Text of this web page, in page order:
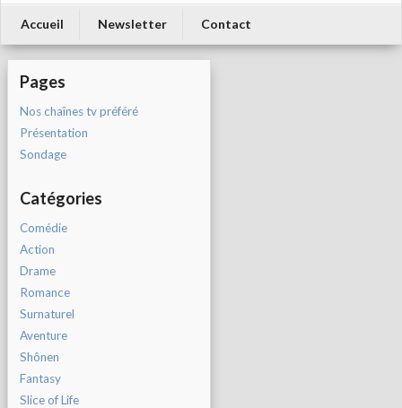
Accueil Newsletter Contact
Pages
Nos chaînes tv préféré
Présentation
Sondage
Catégories
Comédie
Action
Drame
Romance
Surnaturel
Aventure
Shônen
Fantasy
Slice of Life